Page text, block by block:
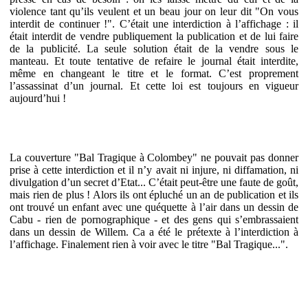
violence tant qu’ils veulent et un beau jour on leur dit "On vous
interdit de continuer !". C’était une interdiction à l’affichage : il
était interdit de vendre publiquement la publication et de lui faire
de la publicité. La seule solution était de la vendre sous le
manteau. Et toute tentative de refaire le journal était interdite,
même en changeant le titre et le format. C’est proprement
l’assassinat d’un journal. Et cette loi est toujours en vigueur
aujourd’hui !
La couverture "Bal Tragique à Colombey" ne pouvait pas donner
prise à cette interdiction et il n’y avait ni injure, ni diffamation, ni
divulgation d’un secret d’Etat... C’était peut-être une faute de goût,
mais rien de plus ! Alors ils ont épluché un an de publication et ils
ont trouvé un enfant avec une quéquette à l’air dans un dessin de
Cabu - rien de pornographique - et des gens qui s’embrassaient
dans un dessin de Willem. Ca a été le prétexte à l’interdiction à
l’affichage. Finalement rien à voir avec le titre "Bal Tragique...".